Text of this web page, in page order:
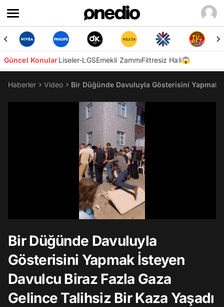
Güncel KonularLiseler-LGSEmekli ZammıFiltresiz Hali😱
Haberler Video Bir Düğünde Davuluyla Gösterisini Yapmak
Bir Düğünde Davuluyla
Gösterisini Yapmak İsteyen
Davulcu Biraz Fazla Gaza
Gelince Talihsiz Bir Kaza Yaşadı